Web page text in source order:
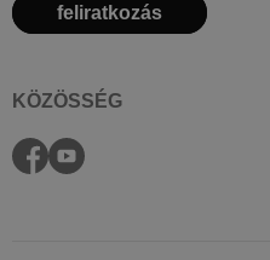
feliratkozás
KÖZÖSSÉG